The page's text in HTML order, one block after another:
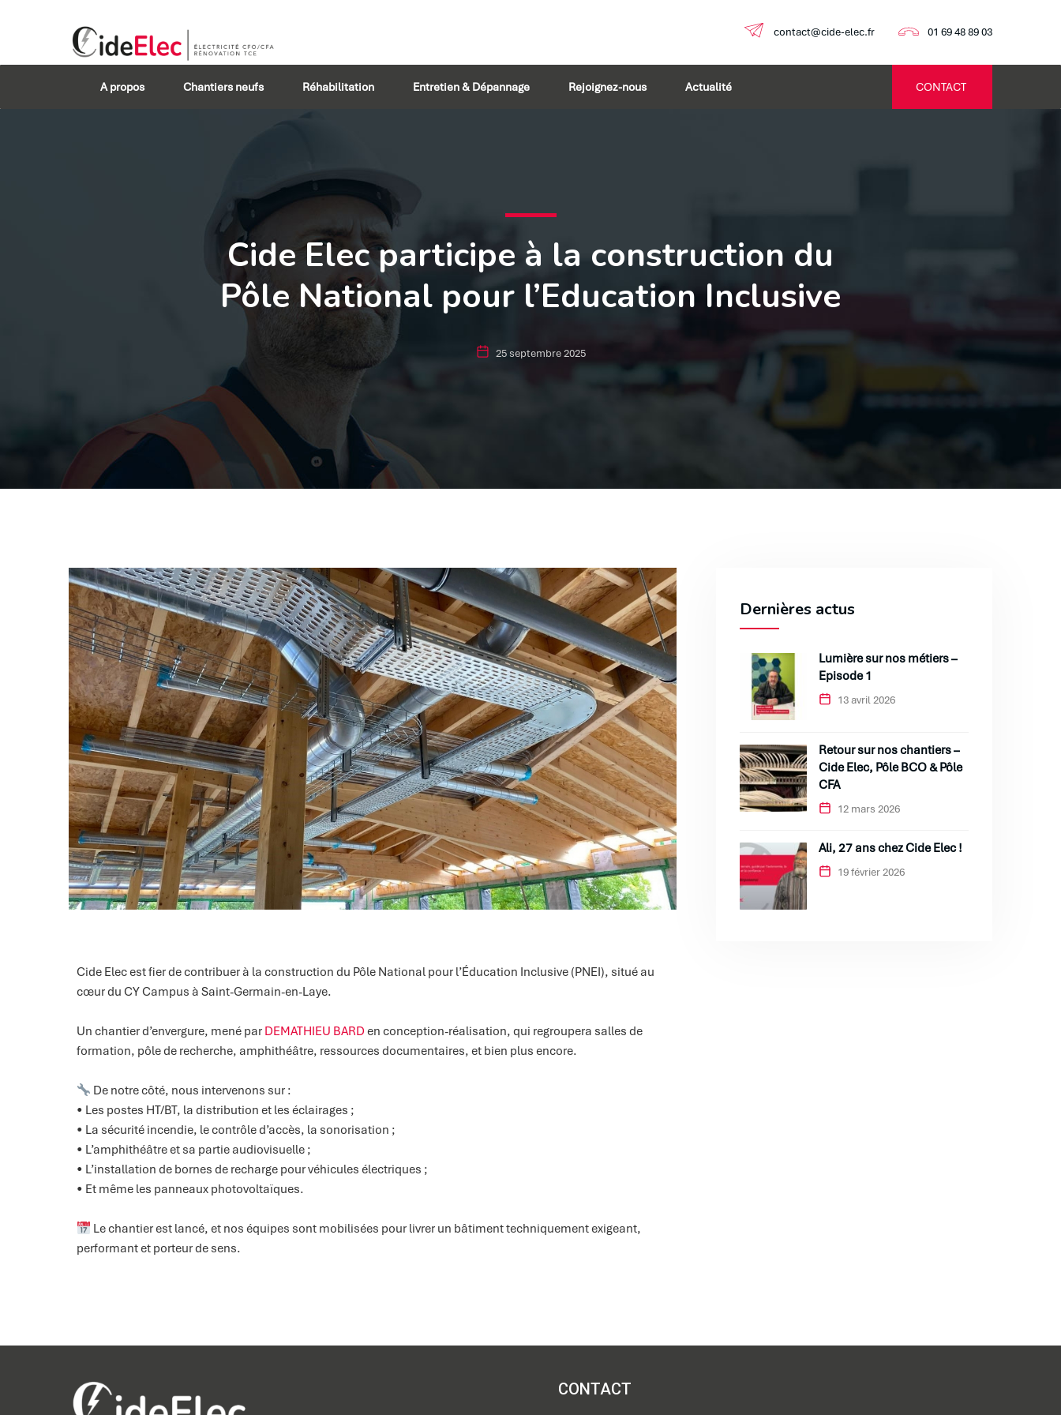
contact@cide-elec.fr 01 69 48 89 03
A propos Chantiers neufs Réhabilitation Entretien & Dépannage Rejoignez-nous Actualité CONTACT
Cide Elec participe à la construction du
Pôle National pour l’Education Inclusive
25 septembre 2025
Cide Elec est fier de contribuer à la construction du Pôle National pour l’Éducation Inclusive (PNEI), situé au
cœur du CY Campus à Saint-Germain-en-Laye.
Un chantier d’envergure, mené par DEMATHIEU BARD en conception-réalisation, qui regroupera salles de
formation, pôle de recherche, amphithéâtre, ressources documentaires, et bien plus encore.
De notre côté, nous intervenons sur :
• Les postes HT/BT, la distribution et les éclairages ;
• La sécurité incendie, le contrôle d’accès, la sonorisation ;
• L’amphithéâtre et sa partie audiovisuelle ;
• L’installation de bornes de recharge pour véhicules électriques ;
• Et même les panneaux photovoltaïques.
Le chantier est lancé, et nos équipes sont mobilisées pour livrer un bâtiment techniquement exigeant,
performant et porteur de sens.
Dernières actus
Lumière sur nos métiers –
Episode 1
13 avril 2026
Retour sur nos chantiers –
Cide Elec, Pôle BCO & Pôle
CFA
12 mars 2026
Ali, 27 ans chez Cide Elec !
19 février 2026
CONTACT